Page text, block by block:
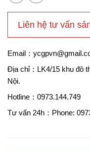
Liên hệ tư vấn
Email：
Địa chỉ：LK4/15 khu đô
Nội.
Hotline：0973.144.749
Tư vấn 24h：Phone: